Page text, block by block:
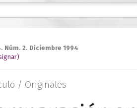
Núm. 2. Diciembre 1994
/ Originales